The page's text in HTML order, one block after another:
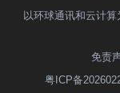
以环球通讯和云计
免责
粤ICP备